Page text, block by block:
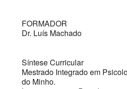
FORMADOR
Dr. Luís Machado
Síntese Curricular
Mestrado Integrado em
do Minho.